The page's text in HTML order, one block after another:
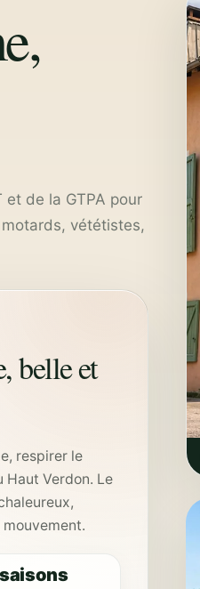
de la GTPA pour
vététistes,
belle et
respirer le
Verdon. Le